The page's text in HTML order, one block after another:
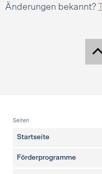
Änderungen bekannt?
Fusszeile
Seiten
Startseite
Förderprogramme